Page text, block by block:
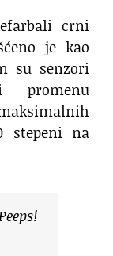
crni
je kao
su senzori
promenu
stepeni na